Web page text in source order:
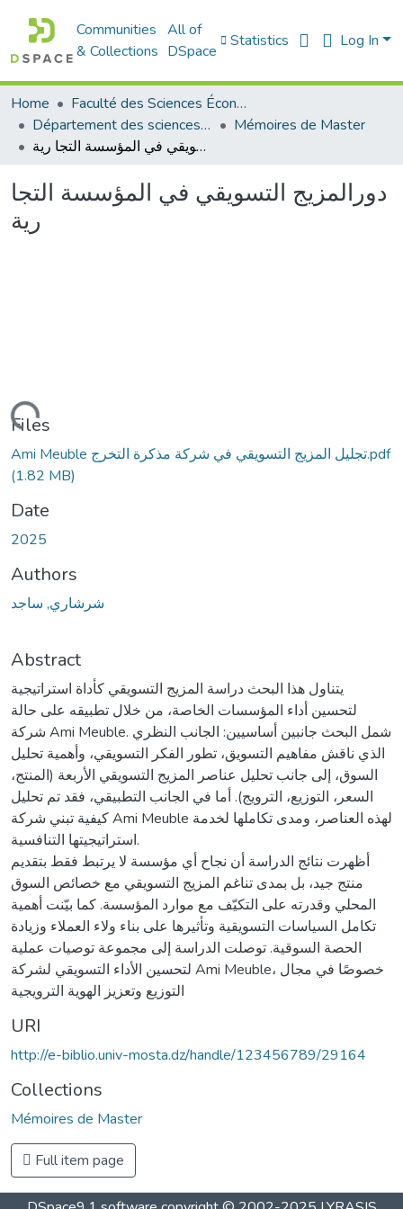
Communities
& Collections
All of
DSpace
Statistics Log In
Home
Faculté des Sciences Économiques Commerciales et des Sciences de Gestion
Département des sciences commerciales
Mémoires de Master
دورالمزيج التسويقي في المؤسسة التجا رية
دورالمزيج التسويقي في المؤسسة التجا
رية
Loading...
Files
Ami Meuble تجليل المزيج التسويقي في شركة مذكرة التخرج.pdf
(1.82 MB)
Date
2025
Authors
شرشاري, ساجد
Abstract
يتناول هذا البحث دراسة المزيج التسويقي كأداة استراتيجية
لتحسين أداء المؤسسات الخاصة، من خلال تطبيقه على حالة
شركة Ami Meuble. شمل البحث جانبين أساسيين: الجانب النظري
الذي ناقش مفاهيم التسويق، تطور الفكر التسويقي، وأهمية تحليل
السوق، إلى جانب تحليل عناصر المزيج التسويقي الأربعة (المنتج،
السعر، التوزيع، الترويج). أما في الجانب التطبيقي، فقد تم تحليل
كيفية تبني شركة Ami Meuble لهذه العناصر، ومدى تكاملها لخدمة
استراتيجيتها التنافسية.
أظهرت نتائج الدراسة أن نجاح أي مؤسسة لا يرتبط فقط بتقديم
منتج جيد، بل بمدى تناغم المزيج التسويقي مع خصائص السوق
المحلي وقدرته على التكيّف مع موارد المؤسسة. كما بيّنت أهمية
تكامل السياسات التسويقية وتأثيرها على بناء ولاء العملاء وزيادة
الحصة السوقية. توصلت الدراسة إلى مجموعة توصيات عملية
لتحسين الأداء التسويقي لشركة Ami Meuble، خصوصًا في مجال
التوزيع وتعزيز الهوية الترويجية
URI
http://e-biblio.univ-mosta.dz/handle/123456789/29164
Collections
Mémoires de Master
Full item page